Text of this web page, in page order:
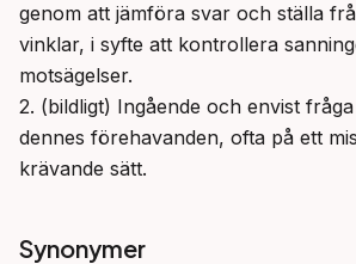
genom att jämföra svar och ställa
vinklar, i syfte att kontrollera
motsägelser.
2. (bildligt) Ingående och envist
dennes förehavanden, ofta på ett
krävande sätt.
Synonymer